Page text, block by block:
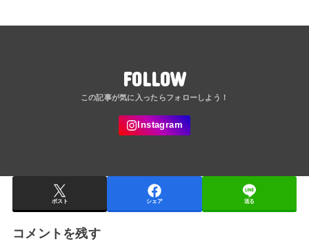
FOLLOW
ポスト シェア 送る
コメントを残す